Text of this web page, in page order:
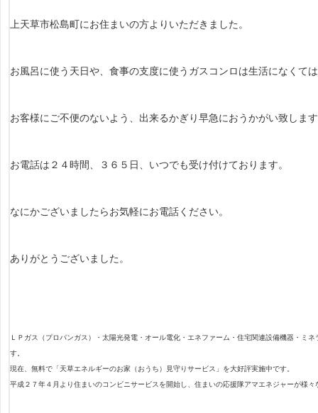
上天草市松島町にお住まいの方よりいただきました。
お風呂に使う天日や、食事の支度に使うガスコンロは生活になくて
お客様にご不便のないよう、出来るかぎり早急におうかがい致しま
お電話は２４時間、３６５日、いつでも受け付けております。
なにかございましたらお気軽にお電話ください。
ありがとうございました。
ＬＰガス（プロパンガス）・太陽光発電・オール電化・エネファーム・住宅関連設備機器・ミ
す。
現在、無料で「天草エネルギーのお家（おうち）見守りサービス」を大好評実施中です。
平成２７年４月より住まいのコンビニサービスを開始し、住まいの応援隊アマエネジャーが様